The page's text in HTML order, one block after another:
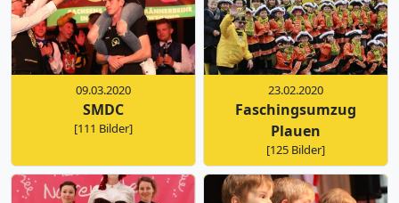
09.03.2020
SMDC
[111 Bilder]
23.02.2020
Faschingsumzug
Plauen
[125 Bilder]